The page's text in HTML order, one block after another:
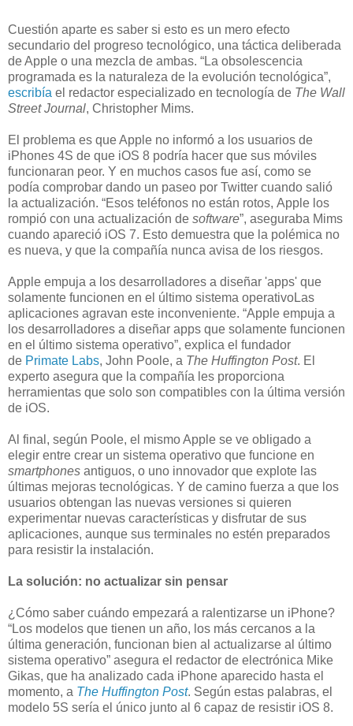
Cuestión aparte es saber si esto es un mero efecto
secundario del progreso tecnológico, una táctica deliberada
de Apple o una mezcla de ambas. “La obsolescencia
programada es la naturaleza de la evolución tecnológica”,
escribía el redactor especializado en tecnología de The Wall
Street Journal, Christopher Mims.
El problema es que Apple no informó a los usuarios de
iPhones 4S de que iOS 8 podría hacer que sus móviles
funcionaran peor. Y en muchos casos fue así, como se
podía comprobar dando un paseo por Twitter cuando salió
la actualización. “Esos teléfonos no están rotos, Apple los
rompió con una actualización de software”, aseguraba Mims
cuando apareció iOS 7. Esto demuestra que la polémica no
es nueva, y que la compañía nunca avisa de los riesgos.
Apple empuja a los desarrolladores a diseñar 'apps' que
solamente funcionen en el último sistema operativoLas
aplicaciones agravan este inconveniente. “Apple empuja a
los desarrolladores a diseñar apps que solamente funcionen
en el último sistema operativo”, explica el fundador
de Primate Labs, John Poole, a The Huffington Post. El
experto asegura que la compañía les proporciona
herramientas que solo son compatibles con la última versión
de iOS.
Al final, según Poole, el mismo Apple se ve obligado a
elegir entre crear un sistema operativo que funcione en
smartphones antiguos, o uno innovador que explote las
últimas mejoras tecnológicas. Y de camino fuerza a que los
usuarios obtengan las nuevas versiones si quieren
experimentar nuevas características y disfrutar de sus
aplicaciones, aunque sus terminales no estén preparados
para resistir la instalación.
La solución: no actualizar sin pensar
¿Cómo saber cuándo empezará a ralentizarse un iPhone?
“Los modelos que tienen un año, los más cercanos a la
última generación, funcionan bien al actualizarse al último
sistema operativo” asegura el redactor de electrónica Mike
Gikas, que ha analizado cada iPhone aparecido hasta el
momento, a The Huffington Post. Según estas palabras, el
modelo 5S sería el único junto al 6 capaz de resistir iOS 8.